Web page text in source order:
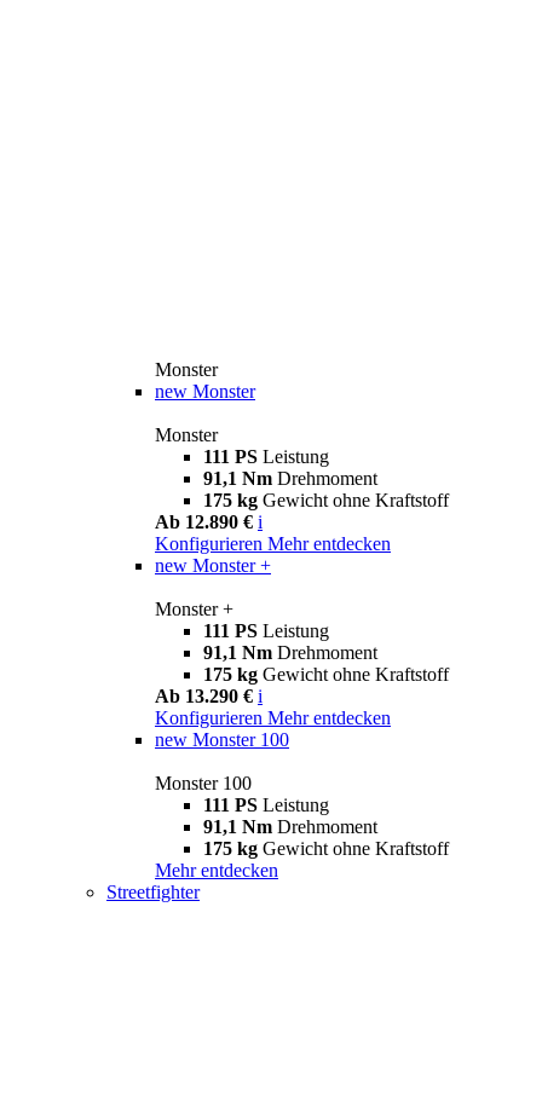
Monster
new Monster
Monster
111 PS Leistung
91,1 Nm Drehmoment
175 kg Gewicht ohne Kraftstoff
Ab 12.890 € i
Konfigurieren Mehr entdecken
new Monster +
Monster +
111 PS Leistung
91,1 Nm Drehmoment
175 kg Gewicht ohne Kraftstoff
Ab 13.290 € i
Konfigurieren Mehr entdecken
new Monster 100
Monster 100
111 PS Leistung
91,1 Nm Drehmoment
175 kg Gewicht ohne Kraftstoff
Mehr entdecken
Streetfighter